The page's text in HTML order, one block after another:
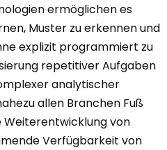
ermöglichen es
Muster zu erkennen und
explizit programmiert zu
repetitiver Aufgaben
analytischer
allen Branchen Fuß
Weiterentwicklung von
Verfügbarkeit von